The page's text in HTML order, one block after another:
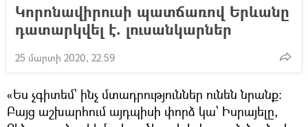
Կորոնավիրուսի պատճառով Երևանը
դատարկվել է. լուսանկարներ
25 մարտի 2020, 22:59
«Ես չգիտեմ՝ ինչ մտադրություններ ունեն նրանք։
Բայց աշխարհում այդպիսի փորձ կա՝ Իսրայելը,